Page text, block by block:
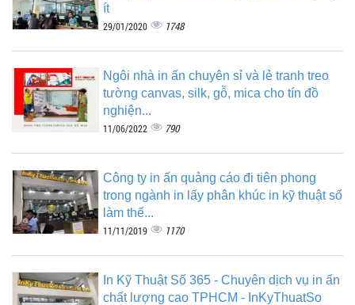
ít
29/01/2020 1748
Ngôi nhà in ấn chuyên sỉ và lẻ tranh treo
tường canvas, silk, gỗ, mica cho tín đồ
nghiện...
11/06/2022 790
Công ty in ấn quảng cáo đi tiên phong
trong ngành in lấy phân khúc in kỹ thuật số
làm thế...
11/11/2019 1170
In Kỹ Thuật Số 365 - Chuyên dịch vụ in ấn
chất lượng cao TPHCM - InKyThuatSo